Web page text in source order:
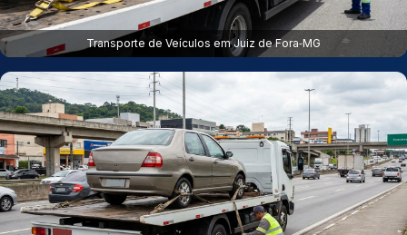
Transporte de Veículos em Juiz de Fora‑MG